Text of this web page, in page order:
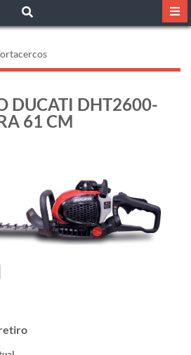
DUCATI DHT2600-
61 CM